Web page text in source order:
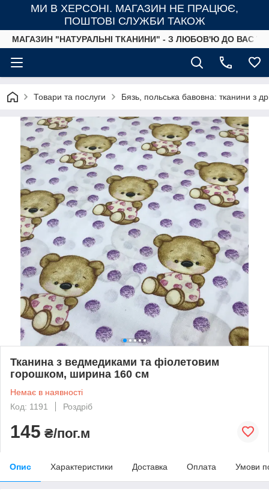
МИ В ХЕРСОНІ. МАГАЗИН НЕ ПРАЦЮЄ,
ПОШТОВІ СЛУЖБИ ТАКОЖ
МАГАЗИН "НАТУРАЛЬНІ ТКАНИНИ" - З ЛЮБОВ'Ю ДО ВАС
Товари та послуги Бязь, польська бавовна: тканини з
Тканина з ведмедиками та фіолетовим
горошком, ширина 160 см
Немає в наявності
Код: 1191
Роздріб
145 ₴/пог.м
Опис Характеристики Доставка Оплата Умови